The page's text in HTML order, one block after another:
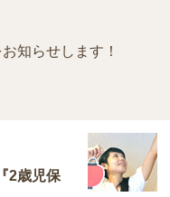
知らせします！
2歳児保